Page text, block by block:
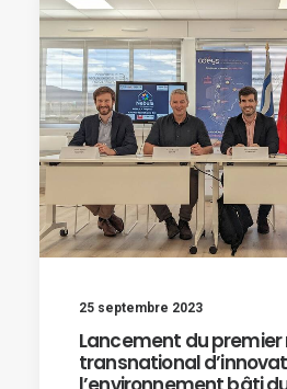
25 septembre 2023
Lancement du
transnational